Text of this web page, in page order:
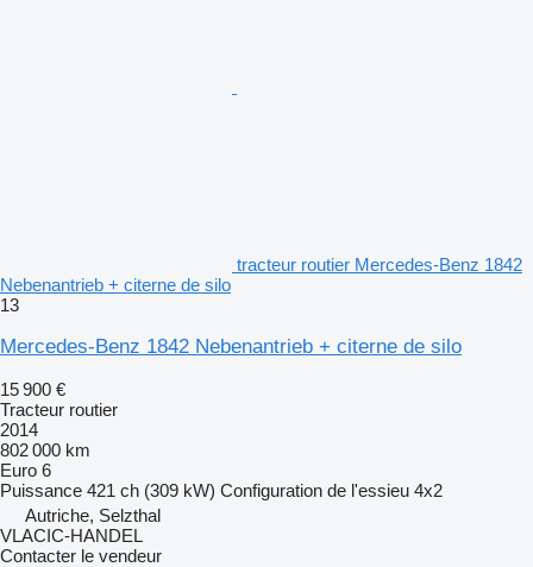
tracteur routier Mercedes-Benz 1842
Nebenantrieb + citerne de silo
13
Mercedes-Benz 1842 Nebenantrieb + citerne de silo
15 900 €
Tracteur routier
2014
802 000 km
Euro 6
Puissance 421 ch (309 kW) Configuration de l'essieu 4x2
Autriche, Selzthal
VLACIC-HANDEL
Contacter le vendeur